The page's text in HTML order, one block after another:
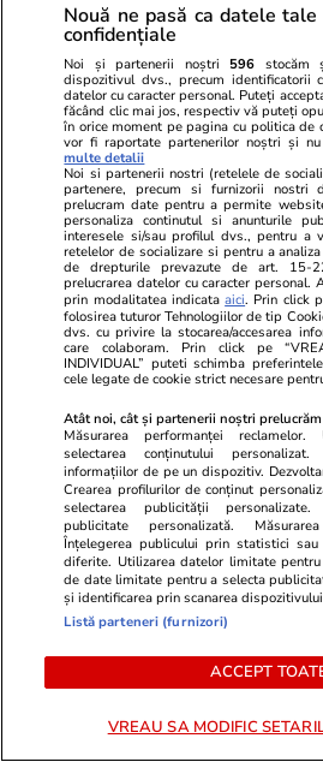
Libertateapentrufemei.ro
Gata, nu se mai ascund, e
momentului în România! A
soarele și pe strada ei, iar
pus Dumnezeu mâna în cap!
Felicitări, să fiți fericiți! Că
sunteți!
ȘTIRI ROMÂNIA
Știri România
România scapă iar de „junk”:
după Fitch, și Moody’s menține
ratingul de țară. Nazare: „Un
semnal extrem de important”.
Ce spune Nicușor Dan
Politică
România riscă să piardă
miliarde de euro din PNRR
după un vot în Senat. De ce
Nouă ne pasă ca datele
confidențiale
Noi și partenerii noștri 596 stocăm
dispozitivul dvs., precum identificatorii
datelor cu caracter personal. Puteți
făcând clic mai jos, respectiv vă puteți
în orice moment pe pagina cu politica de
vor fi raportate partenerilor noștri și
multe detalii
Noi si partenerii nostri (retelele de
partenere, precum si furnizorii nostri
prelucram date pentru a permite
personaliza continutul si anunturile
interesele si/sau profilul dvs., pentru a
retelelor de socializare si pentru a
de drepturile prevazute de art. 15-
prelucrarea datelor cu caracter
prin modalitatea indicataaici. Prin click
folosirea tuturor Tehnologiilor de tip
dvs. cu privire la stocarea/accesarea
care colaboram. Prin click pe
INDIVIDUAL” puteti schimba
cele legate de cookie strict necesare
Atât noi, cât și partenerii noștri
Măsurarea performanței
selectarea conținutului
informațiilor de pe un dispozitiv.
Crearea profilurilor de conținut
selectarea publicității
publicitate personalizată.
Înțelegerea publicului prin statistici
diferite. Utilizarea datelor limitate
de date limitate pentru a selecta
și identificarea prin scanarea
Listă parteneri (furnizori)
ACCEPT
VREAU SA MODIFIC